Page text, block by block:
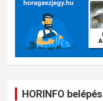
HORINFO